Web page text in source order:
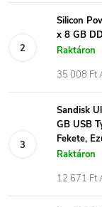
Silicon
x 8 GB
Raktáron
35 008 Ft
Sandisk
GB USB
Fekete,
Raktáron
12 671 Ft